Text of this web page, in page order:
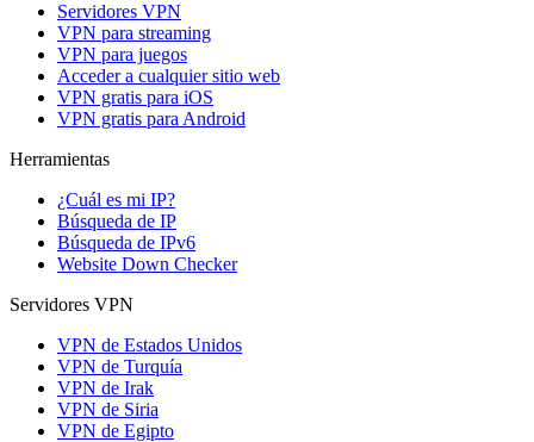
Servidores VPN
VPN para streaming
VPN para juegos
Acceder a cualquier sitio web
VPN gratis para iOS
VPN gratis para Android
Herramientas
¿Cuál es mi IP?
Búsqueda de IP
Búsqueda de IPv6
Website Down Checker
Servidores VPN
VPN de Estados Unidos
VPN de Turquía
VPN de Irak
VPN de Siria
VPN de Egipto